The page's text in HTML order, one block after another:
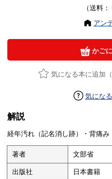
（送料：
アン
かご
気になる本に追加
気にな
解説
経年汚れ（記名消し跡）・背痛み
著者 文部省
出版社 日本書籍